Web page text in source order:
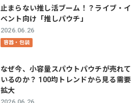
止まらない推し活ブーム！？ライブ・イ
ベント向け「推しパウチ」
2026.06.26
容器・包装
なぜ今、小容量スパウトパウチが売れて
いるのか？ 100均トレンドから見る需要
拡大